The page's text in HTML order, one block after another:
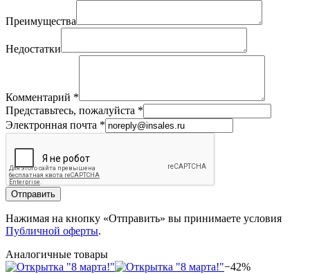
Преимущества
Недостатки
Комментарий *
Представьтесь, пожалуйста *
Электронная почта *
Отправить
Нажимая на кнопку «Отправить» вы принимаете условия
Публичной оферты.
Аналогичные товары
−42%